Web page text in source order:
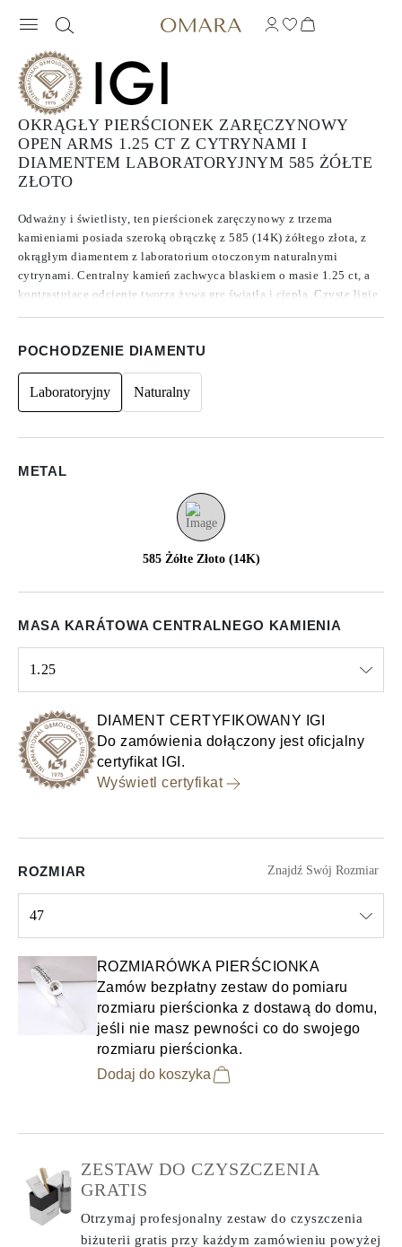
OKRĄGŁY PIERŚCIONEK ZARĘCZYNOWY
OPEN ARMS 1.25 CT Z CYTRYNAMI I
DIAMENTEM LABORATORYJNYM 585 ŻÓŁTE
ZŁOTO
Odważny i świetlisty, ten pierścionek zaręczynowy z trzema
kamieniami posiada szeroką obrączkę z 585 (14K) żółtego złota, z
okrągłym diamentem z laboratorium otoczonym naturalnymi
cytrynami. Centralny kamień zachwyca blaskiem o masie 1.25 ct, a
kontrastujące odcienie tworzą żywą grę światła i ciepła. Czyste linie
POCHODZENIE DIAMENTU
Laboratoryjny Naturalny
METAL
585 Żółte Złoto (14K)
MASA KARÁTOWA CENTRALNEGO KAMIENIA
1.25
DIAMENT CERTYFIKOWANY IGI
Do zamówienia dołączony jest oficjalny
certyfikat IGI.
Wyświetl certyfikat
ROZMIAR Znajdź Swój Rozmiar
47
ROZMIARÓWKA PIERŚCIONKA
Zamów bezpłatny zestaw do pomiaru
rozmiaru pierścionka z dostawą do domu,
jeśli nie masz pewności co do swojego
rozmiaru pierścionka.
Dodaj do koszyka
ZESTAW DO CZYSZCZENIA
GRATIS
Otrzymaj profesjonalny zestaw do czyszczenia
biżuterii gratis przy każdym zamówieniupowyżej